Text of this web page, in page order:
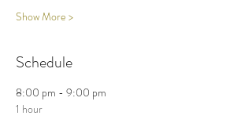
Show More >
Schedule
8:00 pm - 9:00 pm
1 hour